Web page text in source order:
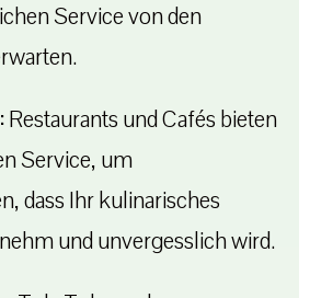
Service von den
Restaurants und Cafés bieten
Service, um
dass Ihr kulinarisches
und unvergesslich wird.